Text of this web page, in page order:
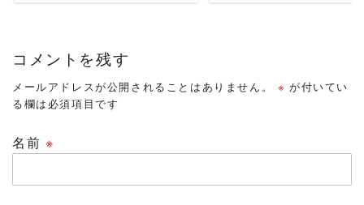
コメントを残す
メールアドレスが公開されることはありません。 ※ が付いてい
る欄は必須項目です
名前 ※